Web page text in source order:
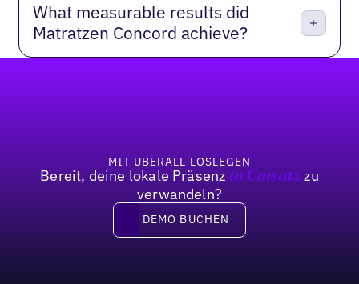
What measurable results did
Matratzen Concord achieve?
MIT UBERALL LOSLEGEN
Bereit, deine lokale Präsenz in Umsatzzu
verwandeln?
DEMO BUCHEN
DEMO BUCHEN